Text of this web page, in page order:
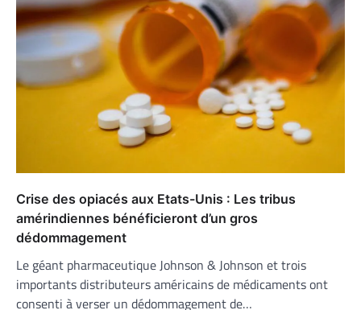
Crise des opiacés aux Etats-Unis : Les tribus
amérindiennes bénéficieront d’un gros
dédommagement
Le géant pharmaceutique Johnson & Johnson et trois
importants distributeurs américains de médicaments ont
consenti à verser un dédommagement de…